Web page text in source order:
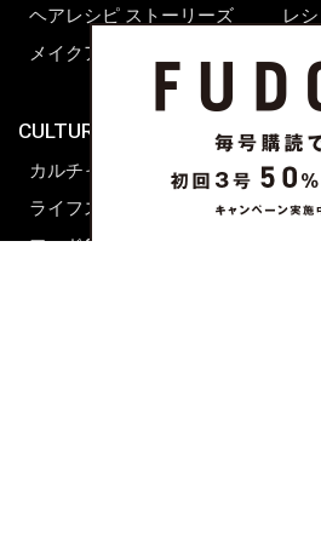
ヘアレシピ ストーリーズ
メイクアップティップス
CULTURE & LIFE
カルチャー
ライフスタイル
フード&ドリンク
レ
海外